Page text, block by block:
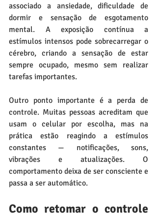
associado a ansiedade, dificuldade de
dormir e sensação de esgotamento
mental. A exposição contínua a
estímulos intensos pode sobrecarregar o
cérebro, criando a sensação de estar
sempre ocupado, mesmo sem realizar
tarefas importantes.
Outro ponto importante é a perda de
controle. Muitas pessoas acreditam que
usam o celular por escolha, mas na
prática estão reagindo a estímulos
constantes — notificações, sons,
vibrações e atualizações. O
comportamento deixa de ser consciente e
passa a ser automático.
Como retomar o controle